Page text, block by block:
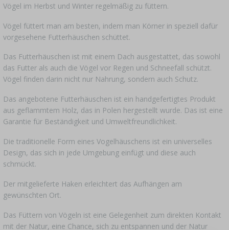
Vögel im Herbst und Winter regelmäßig zu füttern.
Vögel füttert man am besten, indem man Körner in speziell dafür
vorgesehene Futterhäuschen schüttet.
Das Futterhäuschen ist mit einem Dach ausgestattet, das sowohl
das Futter als auch die Vögel vor Regen und Schneefall schützt.
Vögel finden darin nicht nur Nahrung, sondern auch Schutz.
Das angebotene Futterhäuschen ist ein handgefertigtes Produkt
aus geflammtem Holz, das in Polen hergestellt wurde. Das ist eine
Garantie für Beständigkeit und Umweltfreundlichkeit.
Die traditionelle Form eines Vogelhäuschens ist ein universelles
Design, das sich in jede Umgebung einfügt und diese auch
schmückt.
Der mitgelieferte Haken erleichtert das Aufhängen am
gewünschten Ort.
Das Füttern von Vögeln ist eine Gelegenheit zum direkten Kontakt
mit der Natur, eine Chance, sich zu entspannen und der Natur